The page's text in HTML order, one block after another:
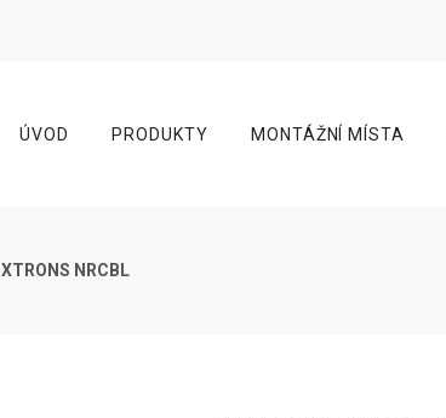
ÚVOD PRODUKTY MONTÁŽNÍ MÍSTA
XTRONS NRCBL